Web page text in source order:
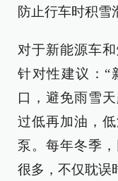
防止行车时积雪
对于新能源车
针对性建议：“
口，避免雨雪
过低再加油，
泵。每年冬季
很多，不仅耽误